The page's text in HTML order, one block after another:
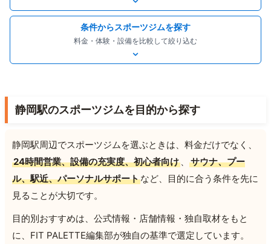
条件からスポーツジムを探す
料金・体験・設備を比較して絞り込む
静岡駅のスポーツジムを目的から探す
静岡駅周辺でスポーツジムを選ぶときは、料金だけでなく、
24時間営業、設備の充実度、初心者向け 、
サウナ、プー
ル、駅近、パーソナルサポートなど、目的に合う条件を先に
見ることが大切です。
目的別おすすめは、公式情報・店舗情報・独自取材をもと
に、FIT PALETTE編集部が独自の基準で選定しています。